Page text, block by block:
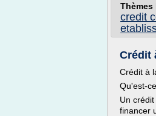
Thèmes
credit
Crédit
Crédit à
Qu'est-
Un
financer